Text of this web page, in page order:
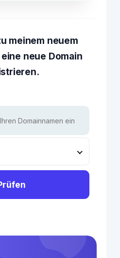
meinem neuem
neue Domain